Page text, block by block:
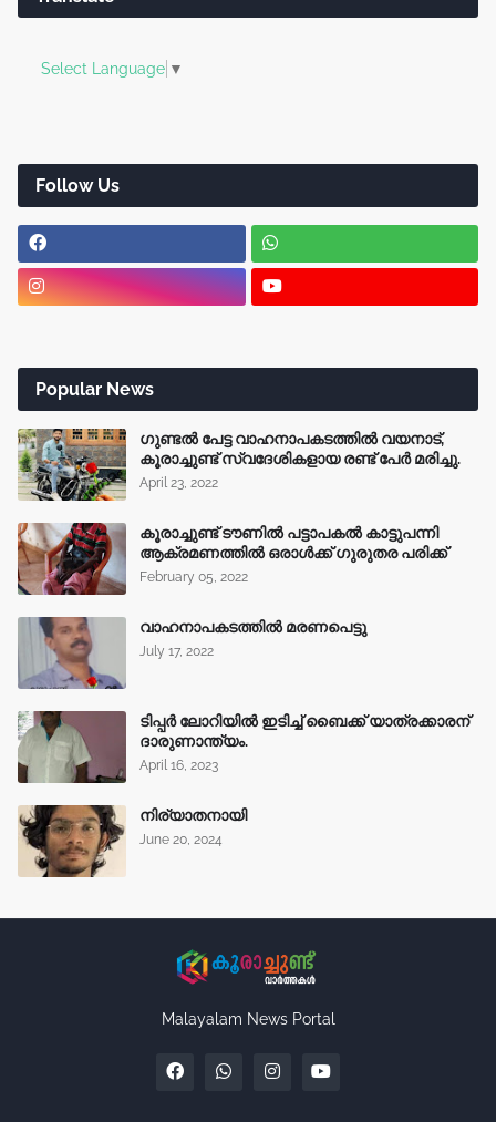
Select Language ▼
Follow Us
Popular News
ഗുണ്ടൽ പേട്ട വാഹനാപകടത്തിൽ വയനാട്,
കൂരാച്ചുണ്ട് സ്വദേശികളായ രണ്ട് പേർ മരിച്ചു.
April 23, 2022
കൂരാച്ചുണ്ട് ടൗണിൽ പട്ടാപകൽ കാട്ടുപന്നി
ആക്രമണത്തിൽ ഒരാൾക്ക് ഗുരുതര പരിക്ക്
February 05, 2022
വാഹനാപകടത്തിൽ മരണപെട്ടു
July 17, 2022
ടിപ്പർ ലോറിയിൽ ഇടിച്ച് ബൈക്ക് യാത്രക്കാരന്
ദാരുണാന്ത്യം.
April 16, 2023
നിര്യാതനായി
June 20, 2024
Malayalam News Portal